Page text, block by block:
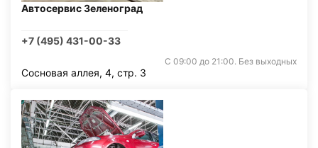
Автосервис Зеленоград
+7 (495) 431-00-33
С 09:00 до 21:00. Без выходных
Сосновая аллея, 4, стр. 3